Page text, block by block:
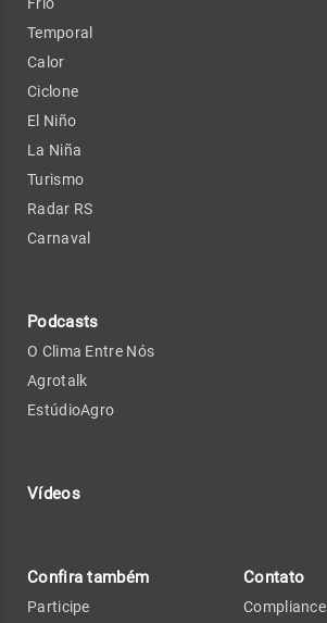
Temporal
Calor
Ciclone
El Niño
La Niña
Turismo
Radar RS
Carnaval
Podcasts
O Clima Entre Nós
Agrotalk
EstúdioAgro
Vídeos
Confira também
Participe
Contato
Compliance